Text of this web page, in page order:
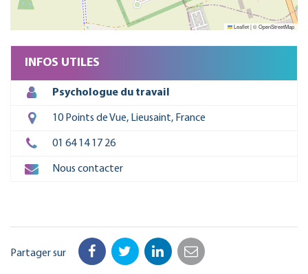
Leaflet|©OpenStreetMap
INFOS UTILES
Psychologue du travail
10 Points de Vue, Lieusaint, France
01 64 14 17 26
Nous contacter
Partager sur Facebook
TwitterLinkedIn
Email